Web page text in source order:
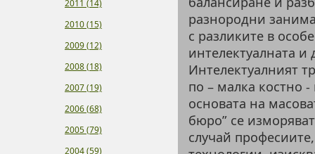
2011 (14)
2010 (15)
2009 (12)
2008 (18)
2007 (19)
2006 (68)
2005 (79)
2004 (59)
разнородни
с разликите в
интелектуалната и
Интелектуалният
по – малка костно -
основата на
бюро” се
случай